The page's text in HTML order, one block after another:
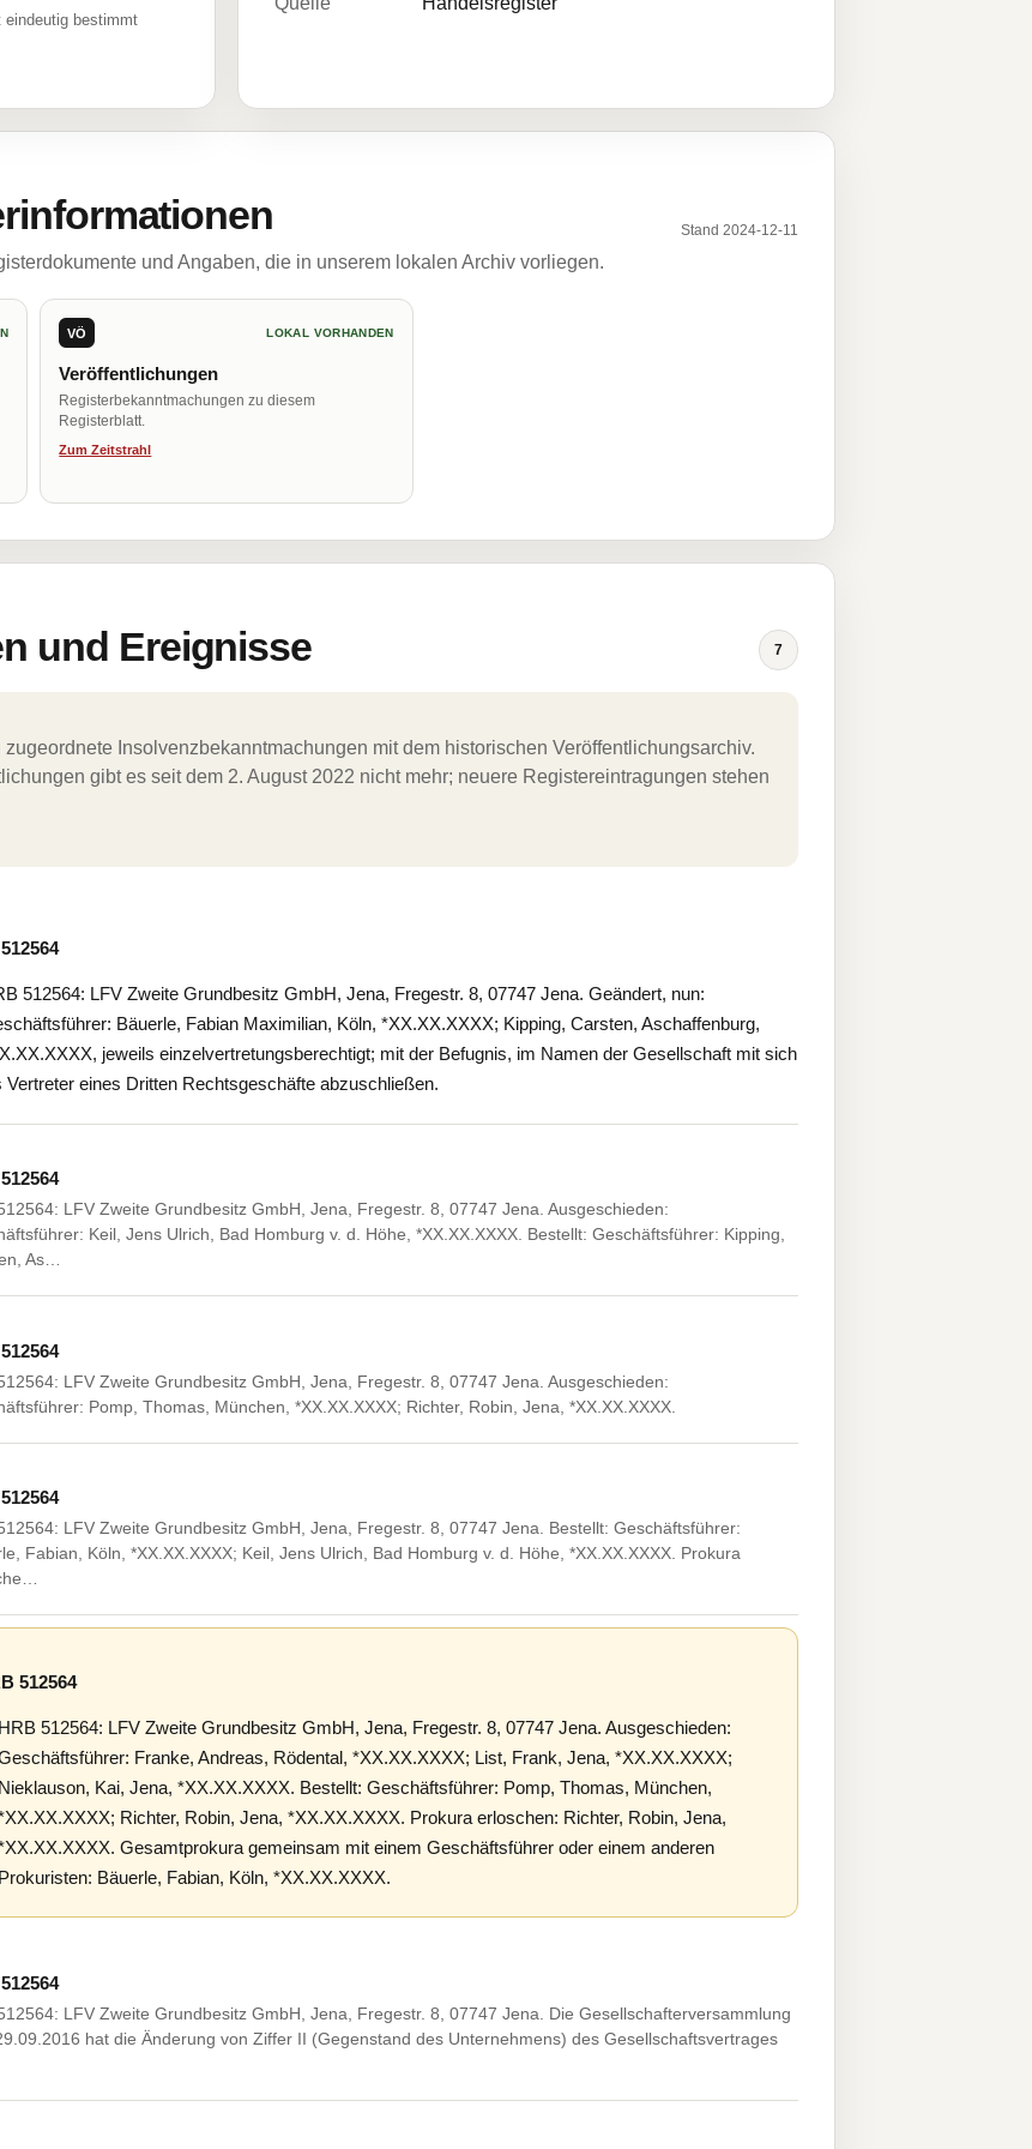
eindeutig bestimmt
Stand 2024-12-11
und Angaben, die in unserem lokalen Archiv vorliegen.
VÖ LOKAL VORHANDEN
Veröffentlichungen
Registerbekanntmachungen zu diesem
Registerblatt.
Zum Zeitstrahl
und Ereignisse 7
Insolvenzbekanntmachungen mit dem historischen Veröffentlichungsarchiv.
gibt es seit dem 2. August 2022 nicht mehr; neuere Registereintragungen stehen
512564: LFV Zweite Grundbesitz GmbH, Jena, Fregestr. 8, 07747 Jena. Geändert, nun:
Bäuerle, Fabian Maximilian, Köln, *XX.XX.XXXX; Kipping, Carsten, Aschaffenburg,
jeweils einzelvertretungsberechtigt; mit der Befugnis, im Namen der Gesellschaft mit sich
Vertreter eines Dritten Rechtsgeschäfte abzuschließen.
LFV Zweite Grundbesitz GmbH, Jena, Fregestr. 8, 07747 Jena. Ausgeschieden:
Keil, Jens Ulrich, Bad Homburg v. d. Höhe, *XX.XX.XXXX. Bestellt: Geschäftsführer: Kipping,
As…
LFV Zweite Grundbesitz GmbH, Jena, Fregestr. 8, 07747 Jena. Ausgeschieden:
Pomp, Thomas, München, *XX.XX.XXXX; Richter, Robin, Jena, *XX.XX.XXXX.
LFV Zweite Grundbesitz GmbH, Jena, Fregestr. 8, 07747 Jena. Bestellt: Geschäftsführer:
Fabian, Köln, *XX.XX.XXXX; Keil, Jens Ulrich, Bad Homburg v. d. Höhe, *XX.XX.XXXX. Prokura
512564
HRB 512564: LFV Zweite Grundbesitz GmbH, Jena, Fregestr. 8, 07747 Jena. Ausgeschieden:
Franke, Andreas, Rödental, *XX.XX.XXXX; List, Frank, Jena, *XX.XX.XXXX;
Nieklauson, Kai, Jena, *XX.XX.XXXX. Bestellt: Geschäftsführer: Pomp, Thomas, München,
Richter, Robin, Jena, *XX.XX.XXXX. Prokura erloschen: Richter, Robin, Jena,
Gesamtprokura gemeinsam mit einem Geschäftsführer oder einem anderen
Prokuristen: Bäuerle, Fabian, Köln, *XX.XX.XXXX.
LFV Zweite Grundbesitz GmbH, Jena, Fregestr. 8, 07747 Jena. Die Gesellschafterversammlung
hat die Änderung von Ziffer II (Gegenstand des Unternehmens) des Gesellschaftsvertrages